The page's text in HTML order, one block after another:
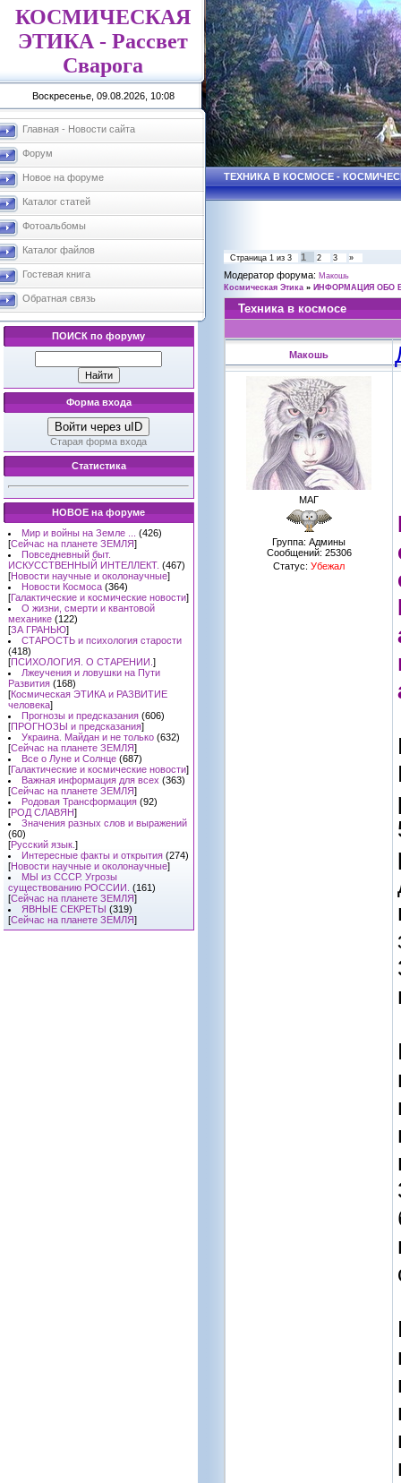
КОСМИЧЕСКАЯ
ЭТИКА - Рассвет
Сварога
Воскресенье, 09.08.2026, 10:08
Главная - Новости сайта
Форум
Новое на форуме
Каталог статей
Фотоальбомы
Каталог файлов
Гостевая книга
Обратная связь
ПОИСК по форуму
Форма входа
Войти через uID
Старая форма входа
Статистика
НОВОЕ на форуме
Мир и войны на Земле ...
(426)
[Сейчас на планете ЗЕМЛЯ]
Повседневный быт.
ИСКУССТВЕННЫЙ ИНТЕЛЛЕКТ. (467)
[Новости научные и околонаучные]
Новости Космоса (364)
[Галактические и космические новости]
О жизни, смерти и квантовой
механике (122)
[ЗА ГРАНЬЮ]
СТАРОСТЬ и психология старости
(418)
[ПСИХОЛОГИЯ. О СТАРЕНИИ. ]
Лжеучения и ловушки на Пути
Развития (168)
[Космическая ЭТИКА и РАЗВИТИЕ
человека]
Прогнозы и предсказания (606)
[ПРОГНОЗЫ и предсказания]
Украина. Майдан и не только (632)
[Сейчас на планете ЗЕМЛЯ]
Все о Луне и Солнце (687)
[Галактические и космические новости]
Важная информация для всех (363)
[Сейчас на планете ЗЕМЛЯ]
Родовая Трансформация (92)
[РОД СЛАВЯН]
Значения разных слов и выражений
(60)
[Русский язык. ]
Интересные факты и открытия (274)
[Новости научные и околонаучные]
МЫ из СССР. Угрозы
существованию РОССИИ. (161)
[Сейчас на планете ЗЕМЛЯ]
ЯВНЫЕ СЕКРЕТЫ (319)
[Сейчас на планете ЗЕМЛЯ]
ТЕХНИКА В КОСМОСЕ -
Страница 1 из 3 1 2 3 »
Модератор форума: Макошь
Космическая Этика » ИНФОРМАЦИЯ ОБО
Техника в космосе
Макошь
МАГ
Группа: Админы
Сообщений: 25306
Статус: Убежал